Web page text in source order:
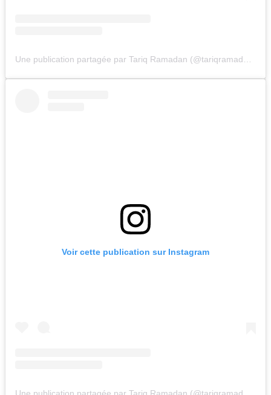
Voir cette publication sur Instagram